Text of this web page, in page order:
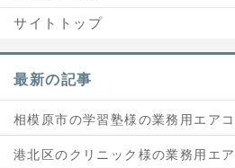
サイトトップ
最新の記事
相模原市の学習塾様の業務用エア
港北区のクリニック様の業務用エ